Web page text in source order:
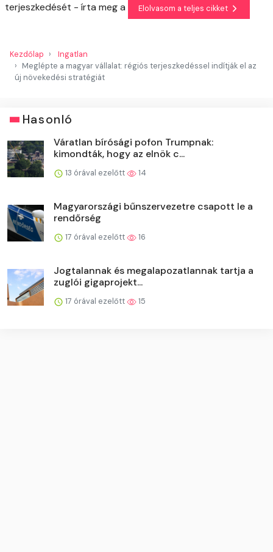
terjeszkedését - írta meg a
Elolvasom a teljes cikket
Kezdőlap
Ingatlan
Meglépte a magyar vállalat: régiós terjeszkedéssel indítják el az
új növekedési stratégiát
Hasonló
Váratlan bírósági pofon Trumpnak:
kimondták, hogy az elnök c...
13 órával ezelőtt 14
Magyarországi bűnszervezetre csapott le a
rendőrség
17 órával ezelőtt 16
Jogtalannak és megalapozatlannak tartja a
zuglói gigaprojekt...
17 órával ezelőtt 15